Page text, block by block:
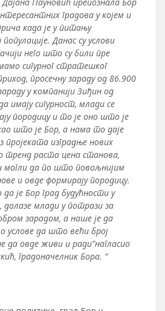
градова у којем и
када је у питању
Данас су услови
него што су били пре
сигурног стратешког
просечну зараду од 86.900
у компанији Зиђин од
имају сигурност, млади се
породицу и то је оно што је
што је Бор, а нама то даје
пројеката изградње нових
тренд раста цена станова,
могли да по што повољнијим
и овде формирају породицу.
је Бор град будућности у
долазе млади у потрази за
зарадом, а наше је да
услове да што већи број
да овде живи и ради”нагласио
градоначелник Бора. “